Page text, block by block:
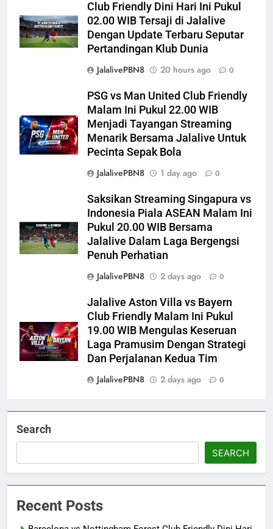
Club Friendly Dini Hari Ini Pukul
02.00 WIB Tersaji di Jalalive
Dengan Update Terbaru Seputar
Pertandingan Klub Dunia
JalalivePBN8
20 hours ago 0
PSG vs Man United Club Friendly
Malam Ini Pukul 22.00 WIB
Menjadi Tayangan Streaming
Menarik Bersama Jalalive Untuk
Pecinta Sepak Bola
JalalivePBN8
1 day ago 0
Saksikan Streaming Singapura vs
Indonesia Piala ASEAN Malam Ini
Pukul 20.00 WIB Bersama
Jalalive Dalam Laga Bergengsi
Penuh Perhatian
JalalivePBN8
2 days ago 0
Jalalive Aston Villa vs Bayern
Club Friendly Malam Ini Pukul
19.00 WIB Mengulas Keseruan
Laga Pramusim Dengan Strategi
Dan Perjalanan Kedua Tim
JalalivePBN8
2 days ago 0
Search
SEARCH
Recent Posts